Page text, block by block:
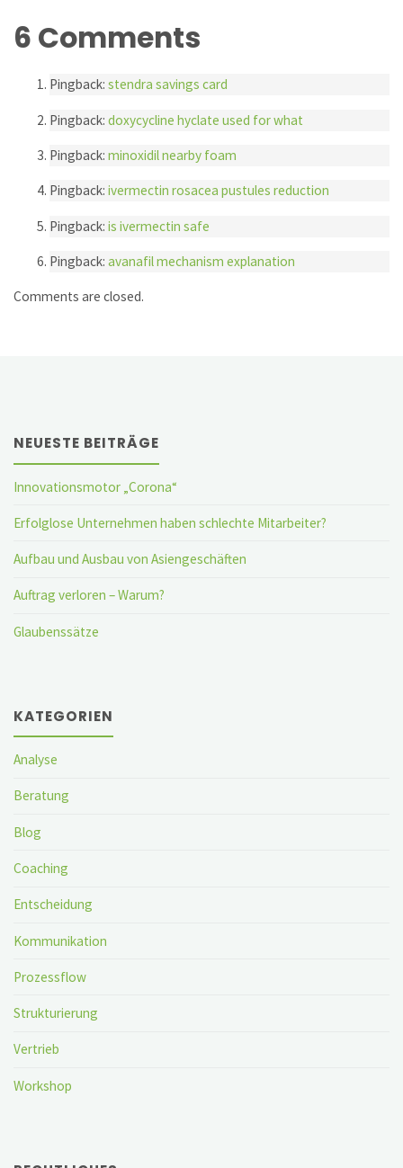
6 Comments
Pingback:stendra savings card
Pingback:doxycycline hyclate used for what
Pingback:minoxidil nearby foam
Pingback:ivermectin rosacea pustules reduction
Pingback:is ivermectin safe
Pingback:avanafil mechanism explanation
Comments are closed.
NEUESTE BEITRÄGE
Innovationsmotor „Corona“
Erfolglose Unternehmen haben schlechte Mitarbeiter?
Aufbau und Ausbau von Asiengeschäften
Auftrag verloren – Warum?
Glaubenssätze
KATEGORIEN
Analyse
Beratung
Blog
Coaching
Entscheidung
Kommunikation
Prozessflow
Strukturierung
Vertrieb
Workshop